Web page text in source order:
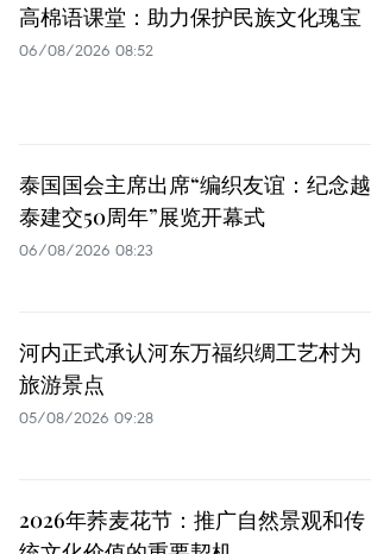
高棉语课堂：助力保护民族文化瑰宝
06/08/2026 08:52
泰国国会主席出席“编织友谊：纪念越
泰建交50周年”展览开幕式
06/08/2026 08:23
河内正式承认河东万福织绸工艺村为
旅游景点
05/08/2026 09:28
2026年荞麦花节：推广自然景观和传